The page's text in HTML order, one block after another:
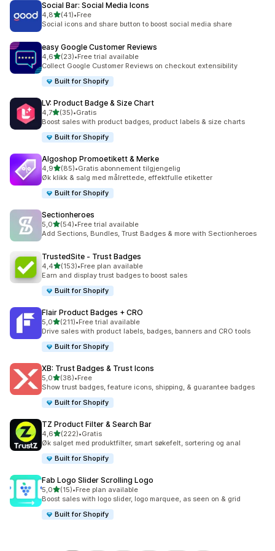
Social Bar: Social Media Icons
4,8av 5 stjerner
(41)
Totalt 41 omtaler
•Free
Social icons and share button to boost social media share
easy Google Customer Reviews
4,6av 5 stjerner
(23)
Totalt 23 omtaler
•Free trial available
Collect Google Customer Reviews on checkout extensibility
Built for Shopify
LV: Product Badge & Size Chart
4,7av 5 stjerner
(35)
Totalt 35 omtaler
•Gratis
Boost sales with product badges, product labels & size charts
Built for Shopify
Algoshop Promoetikett & Merke
4,9av 5 stjerner
(85)
Totalt 85 omtaler
•Gratis abonnement tilgjengelig
Øk klikk & salg med målrettede, effektfulle etiketter
Built for Shopify
Sectionheroes
5,0av 5 stjerner
(54)
Totalt 54 omtaler
•Free trial available
Add Sections, Bundles, Trust Badges & more with Sectionheroes
TrustedSite ‑ Trust Badges
4,4av 5 stjerner
(153)
Totalt 153 omtaler
•Free plan available
Earn and display trust badges to boost sales
Built for Shopify
Flair Product Badges + CRO
5,0av 5 stjerner
(211)
Totalt 211 omtaler
•Free trial available
Drive sales with product labels, badges, banners and CRO tools
Built for Shopify
XB: Trust Badges & Trust Icons
5,0av 5 stjerner
(38)
Totalt 38 omtaler
•Free
Show trust badges, feature icons, shipping, & guarantee badges
Built for Shopify
TZ Product Filter & Search Bar
4,6av 5 stjerner
(222)
Totalt 222 omtaler
•Gratis
Øk salget med produktfilter, smart søkefelt, sortering og anal
Built for Shopify
Fab Logo Slider Scrolling Logo
5,0av 5 stjerner
(15)
Totalt 15 omtaler
•Free plan available
Boost sales with logo slider, logo marquee, as seen on & grid
Built for Shopify